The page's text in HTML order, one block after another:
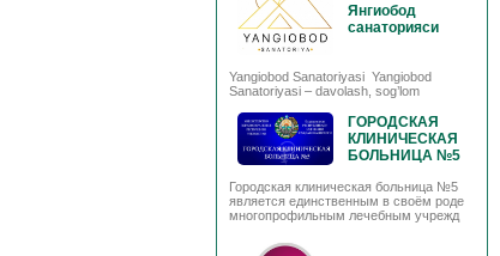
Янгиобод
санаторияси
Yangiobod Sanatoriyasi Yangiobod
Sanatoriyasi – davolash, sog’lom
ГОРОДСКАЯ
КЛИНИЧЕСКАЯ
БОЛЬНИЦА №5
Городская клиническая больница №5
является единственным в своём роде
многопрофильным лечебным учрежд